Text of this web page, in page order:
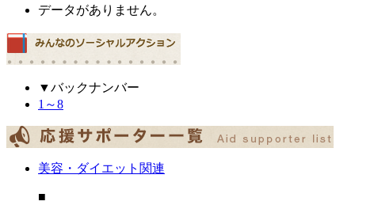
データがありません。
▼バックナンバー
1～8
美容・ダイエット関連
■